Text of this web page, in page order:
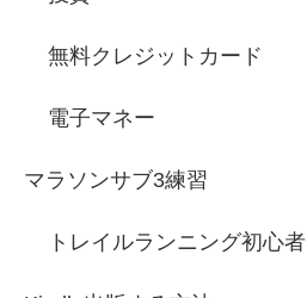
無料クレジットカード
電子マネー
マラソンサブ3練習
トレイルランニング初心者